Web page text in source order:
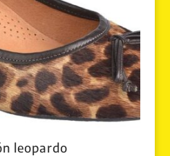
leopardo